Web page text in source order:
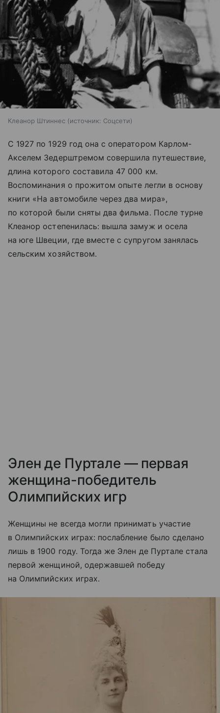
Клеанор Штиннес источник: Соцсети
С 1927 по 1929 год она с оператором Карлом-
Акселем Зедерштремом совершила путешествие,
длина которого составила 47 000 км.
Воспоминания о прожитом опыте легли в основу
книги «На автомобиле через два мира»,
по которой были сняты два фильма. После турне
Клеанор остепенилась: вышла замуж и осела
на юге Швеции, где вместе с супругом занялась
сельским хозяйством.
Элен де Пуртале — первая
женщина-победитель
Олимпийских игр
Женщины не всегда могли принимать участие
в Олимпийских играх: послабление было сделано
лишь в 1900 году. Тогда же Элен де Пуртале стала
первой женщиной, одержавшей победу
на Олимпийских играх.